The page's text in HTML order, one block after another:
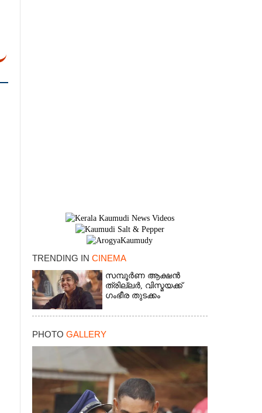
TRENDING IN CINEMA
സമ്പൂർണ ആക്ഷൻ
ത്രില്ലർ,​ വിസ്മയക്ക്
ഗംഭീര തുടക്കം
PHOTO GALLERY